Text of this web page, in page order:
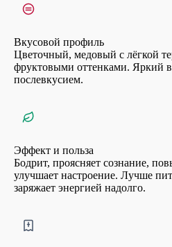
Вкусовой профиль
Цветочный, медовый с лёгкой
фруктовыми оттенками. Яркий
послевкусием.
Эффект и польза
Бодрит, проясняет сознание,
улучшает настроение. Лучше
заряжает энергией надолго.